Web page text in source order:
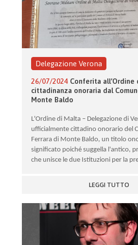
Delegazione Verona
26/07/2024 Conferita all’Ordine
cittadinanza onoraria dal
Monte Baldo
L'Ordine di Malta – Delegazione di
ufficialmente cittadino onorario del
Ferrara di Monte Baldo, un titolo
significato poiché suggella l'antico,
che unisce le due Istituzioni per la
LEGGI TUTTO